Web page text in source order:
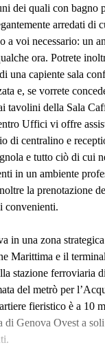
dei quali con bagno
arredati di
a voi necessario: un
ora. Potrete
una capiente sala
e, se vorrete
tavolini della Sala
Uffici vi offre
di centralino e
e tutto ciò di cui
in un ambiente
la prenotazione
convenienti.
in una zona
Marittima e il
stazione ferroviaria
del metrò per
fieristico è a 10
di Genova Ovest a